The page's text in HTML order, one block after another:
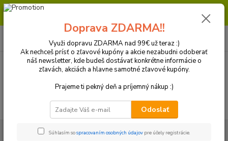
Milí zákazníci, pri objednávke nad 99€ získate poštovné ZDARMA.
(Po-Pia, 8:30-16:30 hod.)
Plasty a Kryty KTM Kryty chladičov a mriežky
Mriežky
Doprava ZDARMA!!
Využi dopravu ZDARMA nad 99€ už teraz :)
Ak nechceš prísť o zľavové kupóny a akcie nezabudni odoberať
náš newsletter, kde budeš dostávať konkrétne informácie o
zľavách, akciách a hlavne samotné zľavové kupóny.
Prajeme ti pekný deň a príjemný nákup :)
Odoslať
Súhlasím sospracovaním osobných údajov pre účely registrácie.